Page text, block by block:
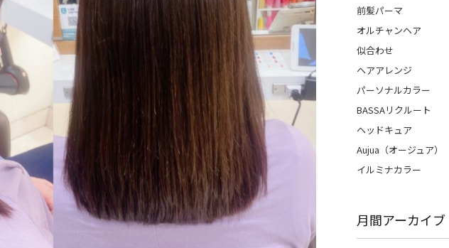
前髪パーマ
オルチャンヘア
似合わせ
ヘアアレンジ
パーソナルカラー
BASSAリクルート
ヘッドキュア
Aujua（オージュア）
イルミナカラー
月間アーカイブ